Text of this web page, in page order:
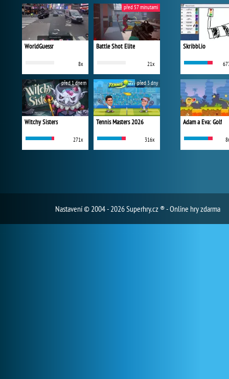
WorldGuessr
8x
Battle Shot Elite
21x
před 57 minutami
Witchy Sisters
271x
před 1 dnem
Tennis Masters 2026
316x
před 3 dny
Skribbl.io
Adam a Eva: Golf
Nastavení© 2004 - 2026 Superhry.cz ® - Online hry zdarma